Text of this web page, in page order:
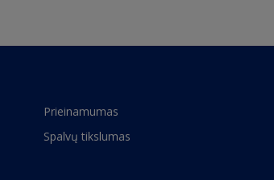
Prieinamumas
Spalvų tikslumas